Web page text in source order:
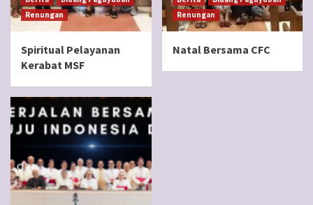
Renungan
Spiritual Pelayanan
Kerabat MSF
Renungan
Natal Bersama CFC